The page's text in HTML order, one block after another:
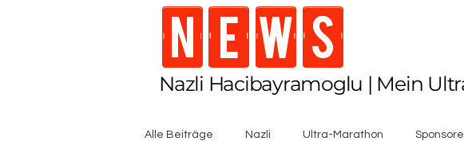
NEWS
Nazli Hacibayramoglu | Mein
Alle Beiträge Nazli Ultra-Marathon